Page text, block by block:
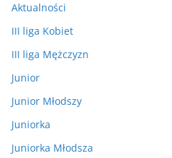
Aktualności
III liga Kobiet
III liga Mężczyzn
Junior
Junior Młodszy
Juniorka
Juniorka Młodsza